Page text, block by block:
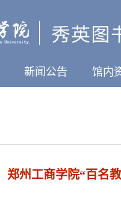
新闻公告 馆内
郑州工商学院“百名